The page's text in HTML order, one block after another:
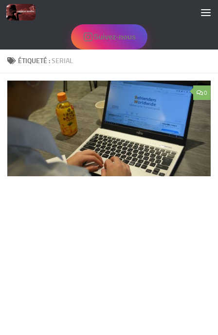
Skip to content
Suivez-nous
ÉTIQUETÉ :SERIAL
0